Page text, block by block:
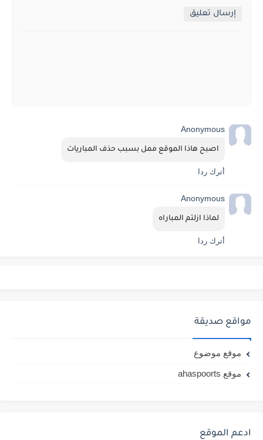
إرسال تعليق
Anonymous
اصبح هاذا الموقع ممل بسبب حذف المباريات
أترك ردا
Anonymous
لماذا ازلتم المباراه
أترك ردا
مواقع صديقة
موقع موضوع
موقع ahaspoorts
ادعم الموقع